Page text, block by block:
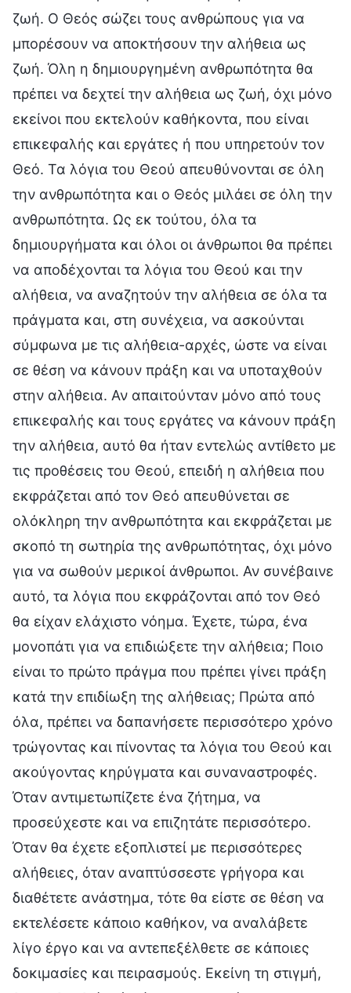
ζωή. Ο Θεός σώζει τους ανθρώπους για να
μπορέσουν να αποκτήσουν την αλήθεια ως
ζωή. Όλη η δημιουργημένη ανθρωπότητα θα
πρέπει να δεχτεί την αλήθεια ως ζωή, όχι μόνο
εκείνοι που εκτελούν καθήκοντα, που είναι
επικεφαλής και εργάτες ή που υπηρετούν τον
Θεό. Τα λόγια του Θεού απευθύνονται σε όλη
την ανθρωπότητα και ο Θεός μιλάει σε όλη την
ανθρωπότητα. Ως εκ τούτου, όλα τα
δημιουργήματα και όλοι οι άνθρωποι θα πρέπει
να αποδέχονται τα λόγια του Θεού και την
αλήθεια, να αναζητούν την αλήθεια σε όλα τα
πράγματα και, στη συνέχεια, να ασκούνται
σύμφωνα με τις αλήθεια-αρχές, ώστε να είναι
σε θέση να κάνουν πράξη και να υποταχθούν
στην αλήθεια. Αν απαιτούνταν μόνο από τους
επικεφαλής και τους εργάτες να κάνουν πράξη
την αλήθεια, αυτό θα ήταν εντελώς αντίθετο με
τις προθέσεις του Θεού, επειδή η αλήθεια που
εκφράζεται από τον Θεό απευθύνεται σε
ολόκληρη την ανθρωπότητα και εκφράζεται με
σκοπό τη σωτηρία της ανθρωπότητας, όχι μόνο
για να σωθούν μερικοί άνθρωποι. Αν συνέβαινε
αυτό, τα λόγια που εκφράζονται από τον Θεό
θα είχαν ελάχιστο νόημα. Έχετε, τώρα, ένα
μονοπάτι για να επιδιώξετε την αλήθεια; Ποιο
είναι το πρώτο πράγμα που πρέπει γίνει πράξη
κατά την επιδίωξη της αλήθειας; Πρώτα από
όλα, πρέπει να δαπανήσετε περισσότερο χρόνο
τρώγοντας και πίνοντας τα λόγια του Θεού και
ακούγοντας κηρύγματα και συναναστροφές.
Όταν αντιμετωπίζετε ένα ζήτημα, να
προσεύχεστε και να επιζητάτε περισσότερο.
Όταν θα έχετε εξοπλιστεί με περισσότερες
αλήθειες, όταν αναπτύσσεστε γρήγορα και
διαθέτετε ανάστημα, τότε θα είστε σε θέση να
εκτελέσετε κάποιο καθήκον, να αναλάβετε
λίγο έργο και να αντεπεξέλθετε σε κάποιες
δοκιμασίες και πειρασμούς. Εκείνη τη στιγμή,